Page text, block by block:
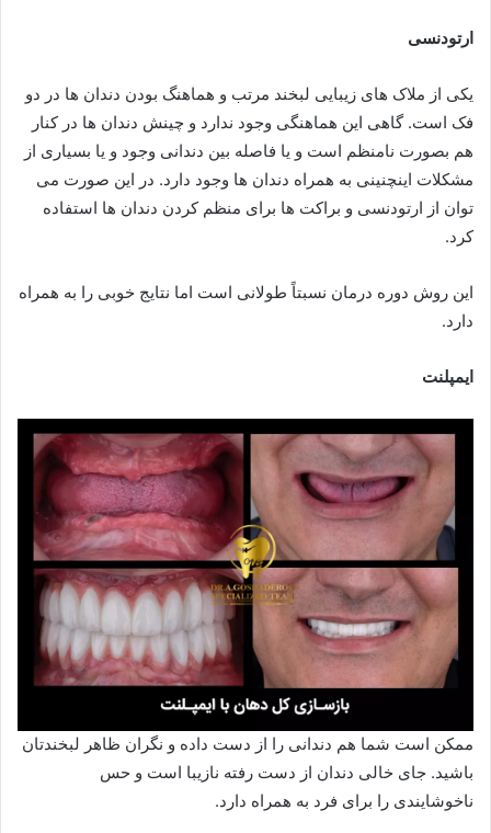
ارتودنسی
یکی از ملاک های زیبایی لبخند مرتب و هماهنگ بودن دندان ها در دو
فک است. گاهی این هماهنگی وجود ندارد و چینش دندان ها در کنار
هم بصورت نامنظم است و یا فاصله بین دندانی وجود و یا بسیاری از
مشکلات اینچنینی به همراه دندان ها وجود دارد. در این صورت می
توان از ارتودنسی و براکت ها برای منظم کردن دندان ها استفاده
کرد.
این روش دوره درمان نسبتاً طولانی است اما نتایج خوبی را به همراه
دارد.
ایمپلنت
ممکن است شما هم دندانی را از دست داده و نگران ظاهر لبخندتان
باشید. جای خالی دندان از دست رفته نازیبا است و حس
ناخوشایندی را برای فرد به همراه دارد.